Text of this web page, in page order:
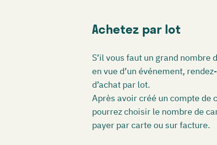
Achetez par lot
S’il vous faut un grand nombre
en vue d’un événement,
d’achat par lot.
Après avoir créé un compte de
pourrez choisir le nombre de
payer par carte ou sur facture.